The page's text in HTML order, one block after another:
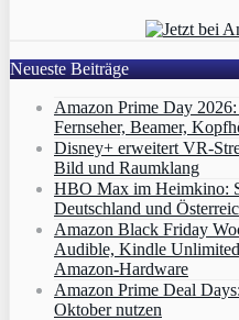
Neueste Beiträge
Amazon Prime Day
Fernseher, Beamer,
Disney+ erweitert
Bild und Raumklang
HBO Max im Heimkino:
Deutschland und
Amazon Black Friday
Audible, Kindle
Amazon‑Hardware
Amazon Prime Deal
Oktober nutzen